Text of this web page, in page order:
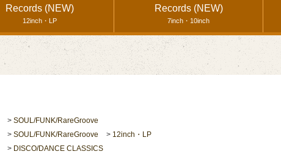
Records (NEW)
12inch・LP
Records (NEW)
7inch・10inch
> SOUL/FUNK/RareGroove
> SOUL/FUNK/RareGroove > 12inch・LP
> DISCO/DANCE CLASSICS